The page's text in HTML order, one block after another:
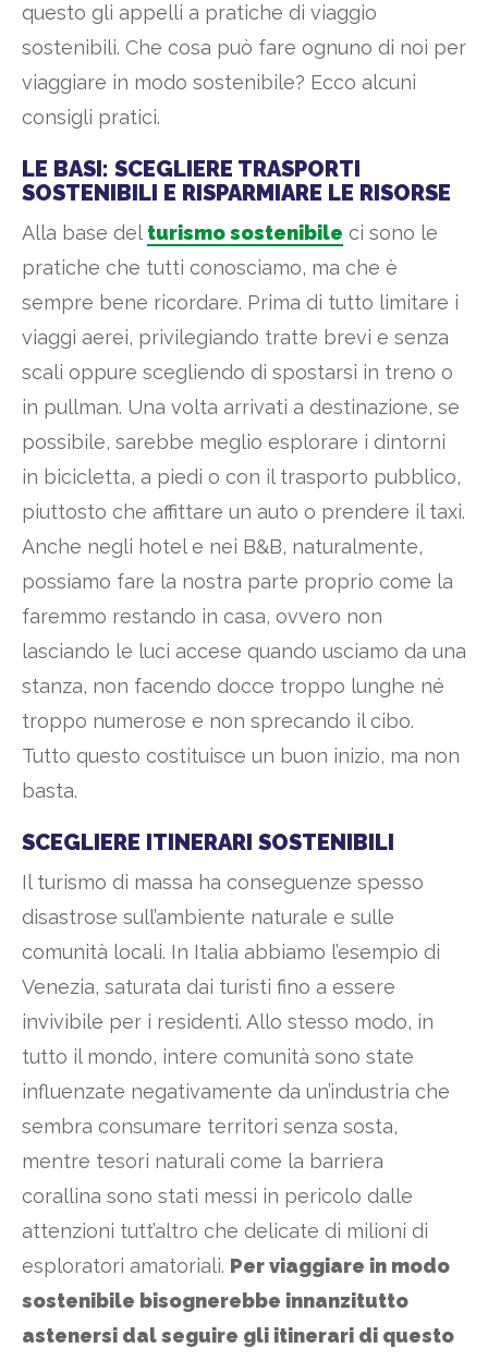
questo gli appelli a pratiche di viaggio
sostenibili. Che cosa può fare ognuno di noi per
viaggiare in modo sostenibile? Ecco alcuni
consigli pratici.
LE BASI: SCEGLIERE TRASPORTI
SOSTENIBILI E RISPARMIARE LE RISORSE
Alla base del turismo sostenibile ci sono le
pratiche che tutti conosciamo, ma che è
sempre bene ricordare. Prima di tutto limitare i
viaggi aerei, privilegiando tratte brevi e senza
scali oppure scegliendo di spostarsi in treno o
in pullman. Una volta arrivati a destinazione, se
possibile, sarebbe meglio esplorare i dintorni
in bicicletta, a piedi o con il trasporto pubblico,
piuttosto che affittare un auto o prendere il taxi.
Anche negli hotel e nei B&B, naturalmente,
possiamo fare la nostra parte proprio come la
faremmo restando in casa, ovvero non
lasciando le luci accese quando usciamo da una
stanza, non facendo docce troppo lunghe né
troppo numerose e non sprecando il cibo.
Tutto questo costituisce un buon inizio, ma non
basta.
SCEGLIERE ITINERARI SOSTENIBILI
Il turismo di massa ha conseguenze spesso
disastrose sull’ambiente naturale e sulle
comunità locali. In Italia abbiamo l’esempio di
Venezia, saturata dai turisti fino a essere
invivibile per i residenti. Allo stesso modo, in
tutto il mondo, intere comunità sono state
influenzate negativamente da un’industria che
sembra consumare territori senza sosta,
mentre tesori naturali come la barriera
corallina sono stati messi in pericolo dalle
attenzioni tutt’altro che delicate di milioni di
esploratori amatoriali. Per viaggiare in modo
sostenibile bisognerebbe innanzitutto
astenersi dal seguire gli itinerari di questo